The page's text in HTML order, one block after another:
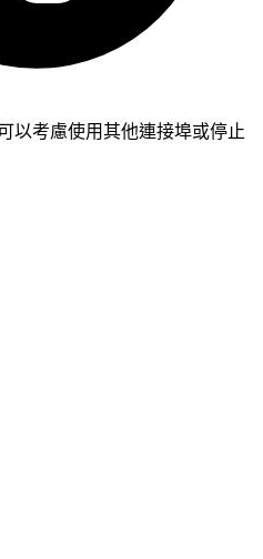
以考慮使用其他連接埠或停止